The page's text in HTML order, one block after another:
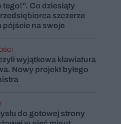
tego!”. Co dziesiąty
szczerze
pójście na swoje
wyjątkowa klawiatura
Nowy projekt byłego
do gotowej strony